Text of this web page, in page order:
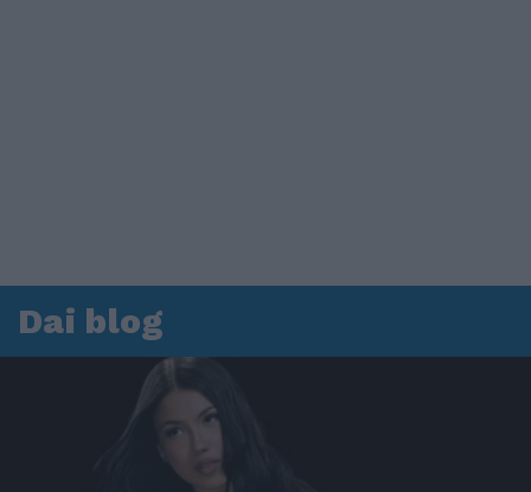
Dai blog